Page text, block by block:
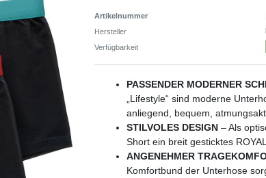
Artikelnummer
Hersteller
Verfügbarkeit
PASSENDER MODERNER
„Lifestyle“ sind moderne
anliegend, bequem,
STILVOLES DESIGN – Als
Short ein breit gesticktes
ANGENEHMER
Komfortbund der Unterhose